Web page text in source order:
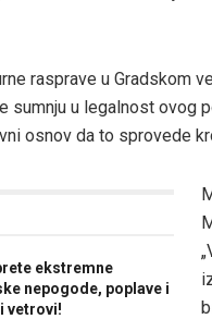
rasprave u Gradskom
sumnju u legalnost ovog
osnov da to sprovede
ekstremne
nepogode, poplave i
vetrovi!